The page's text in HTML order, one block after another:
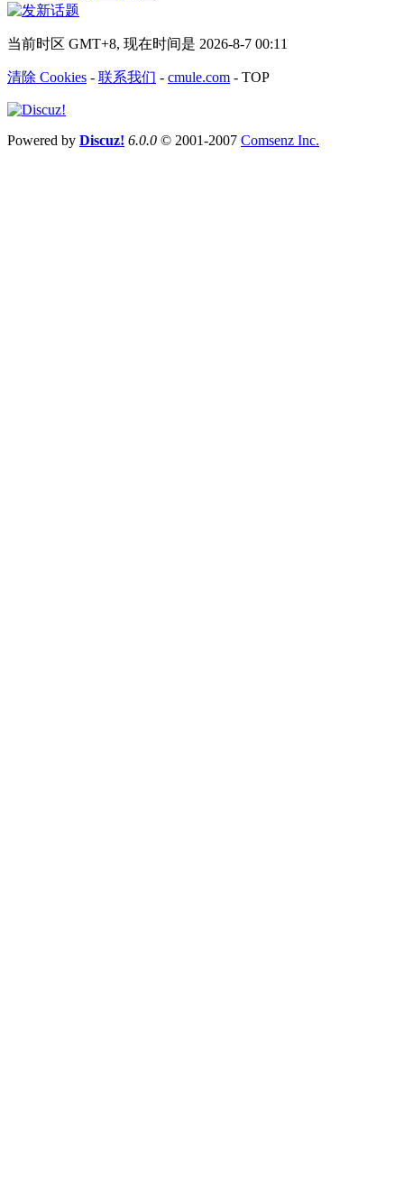
当前时区 GMT+8, 现在时间是 2026-8-7 00:11
清除 Cookies - 联系我们 - cmule.com - TOP
Powered by Discuz! 6.0.0 © 2001-2007 Comsenz Inc.